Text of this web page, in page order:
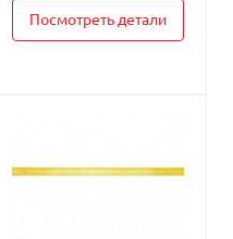
Посмотреть детали